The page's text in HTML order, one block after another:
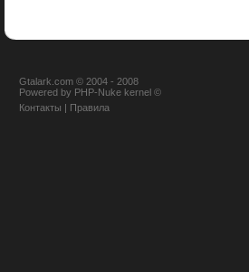
Gtalark.com © 2004 - 2008
Powered by PHP-Nuke kernel ©
Контакты | Правила